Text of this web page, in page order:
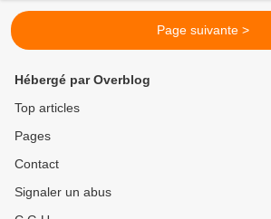
Page suivante >
Hébergé par Overblog
Top articles
Pages
Contact
Signaler un abus